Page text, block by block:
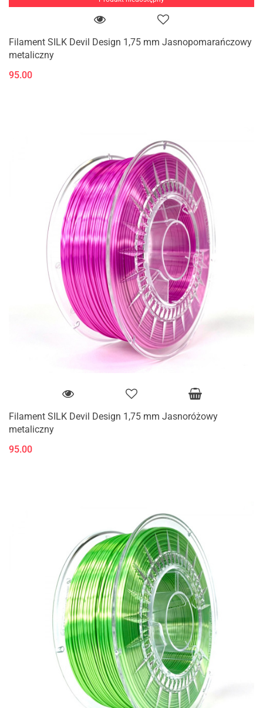
Filament SILK Devil Design 1,75 mm Jasnopomarańczowy
metaliczny
95.00
Filament SILK Devil Design 1,75 mm Jasnoróżowy
metaliczny
95.00